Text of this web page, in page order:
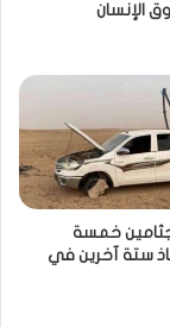
الإنسان
خمسة
ستة آخرين في